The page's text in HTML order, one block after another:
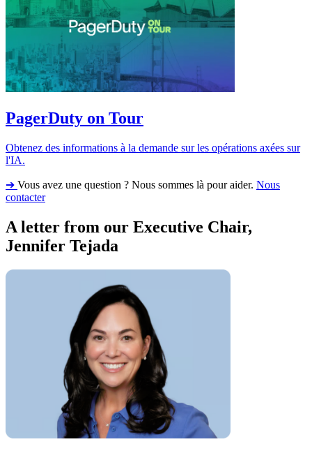
PagerDuty on Tour
Obtenez des informations à la demande sur les opérations axées sur
l'IA.
➔ Vous avez une question ? Nous sommes là pour aider. Nous
contacter
A letter from our Executive Chair,
Jennifer Tejada